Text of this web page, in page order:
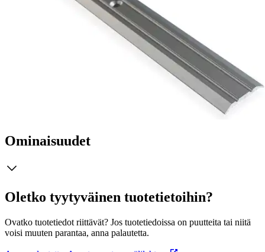
Alumiininen uritettu profiilinen saumalista viimeistelee samassa
tasossa olevat lattiamateriaalit. Lista on ruuvikiinnitteinen. Listan
korkeus on 3,5 mm, leveys 25 mm ja pituus 1000 mm. Sävynä
Ominaisuudet
Oletko tyytyväinen tuotetietoihin?
Ovatko tuotetiedot riittävät? Jos tuotetiedoissa on puutteita tai niitä
voisi muuten parantaa, anna palautetta.